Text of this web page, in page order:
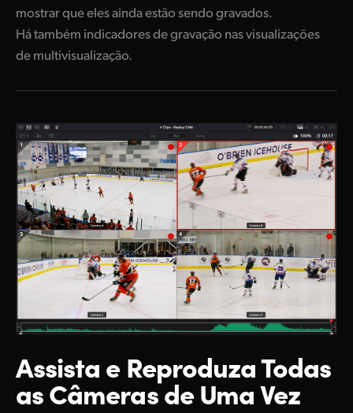
mostrar que eles ainda estão sendo gravados.
Há também indicadores de gravação nas visualizações
de multivisualização.
Assista e ReproduzaTodas
as Câmeras de Uma Vez